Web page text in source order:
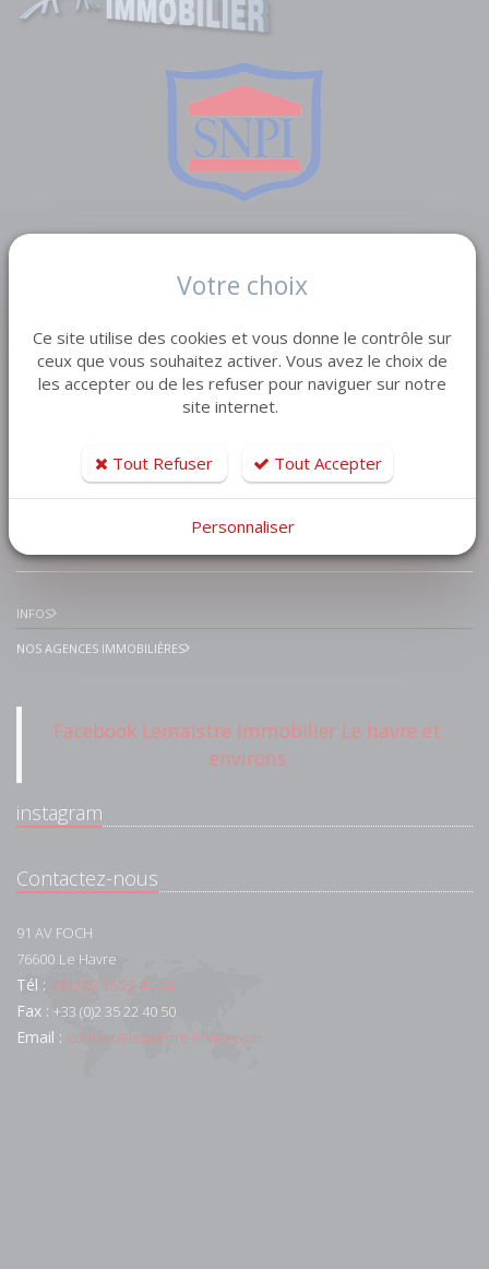
VENTE TERRAIN
VENTE IMMEUBLE
INFOS
NOS AGENCES IMMOBILIÈRES
Facebook Lemaistre Immobilier Le havre et
environs
instagram
Contactez-nous
91 AV FOCH
76600 Le Havre
Tél : +33 (0)2 35 22 44 44
Fax : +33 (0)2 35 22 40 50
Email : contact@lemaistre-immo.com
Votre choix
Ce site utilise des cookies et vous donne le contrôle sur
ceux que vous souhaitez activer. Vous avez le choix de
les accepter ou de les refuser pour naviguer sur notre
site internet.
Tout Refuser Tout Accepter
Personnaliser